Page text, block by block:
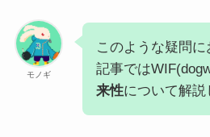
モノギ
このような疑問
記事では
来性について解説